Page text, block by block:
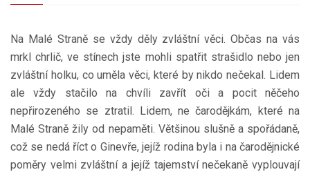
Na Malé Straně se vždy děly zvláštní věci. Občas na vás
mrkl chrlič, ve stínech jste mohli spatřit strašidlo nebo jen
zvláštní holku, co uměla věci, které by nikdo nečekal. Lidem
ale vždy stačilo na chvíli zavřít oči a pocit něčeho
nepřirozeného se ztratil. Lidem, ne čarodějkám, které na
Malé Straně žily od nepaměti. Většinou slušně a spořádaně,
což se nedá říct o Ginevře, jejíž rodina byla i na čarodějnické
poměry velmi zvláštní a jejíž tajemství nečekaně vyplouvají